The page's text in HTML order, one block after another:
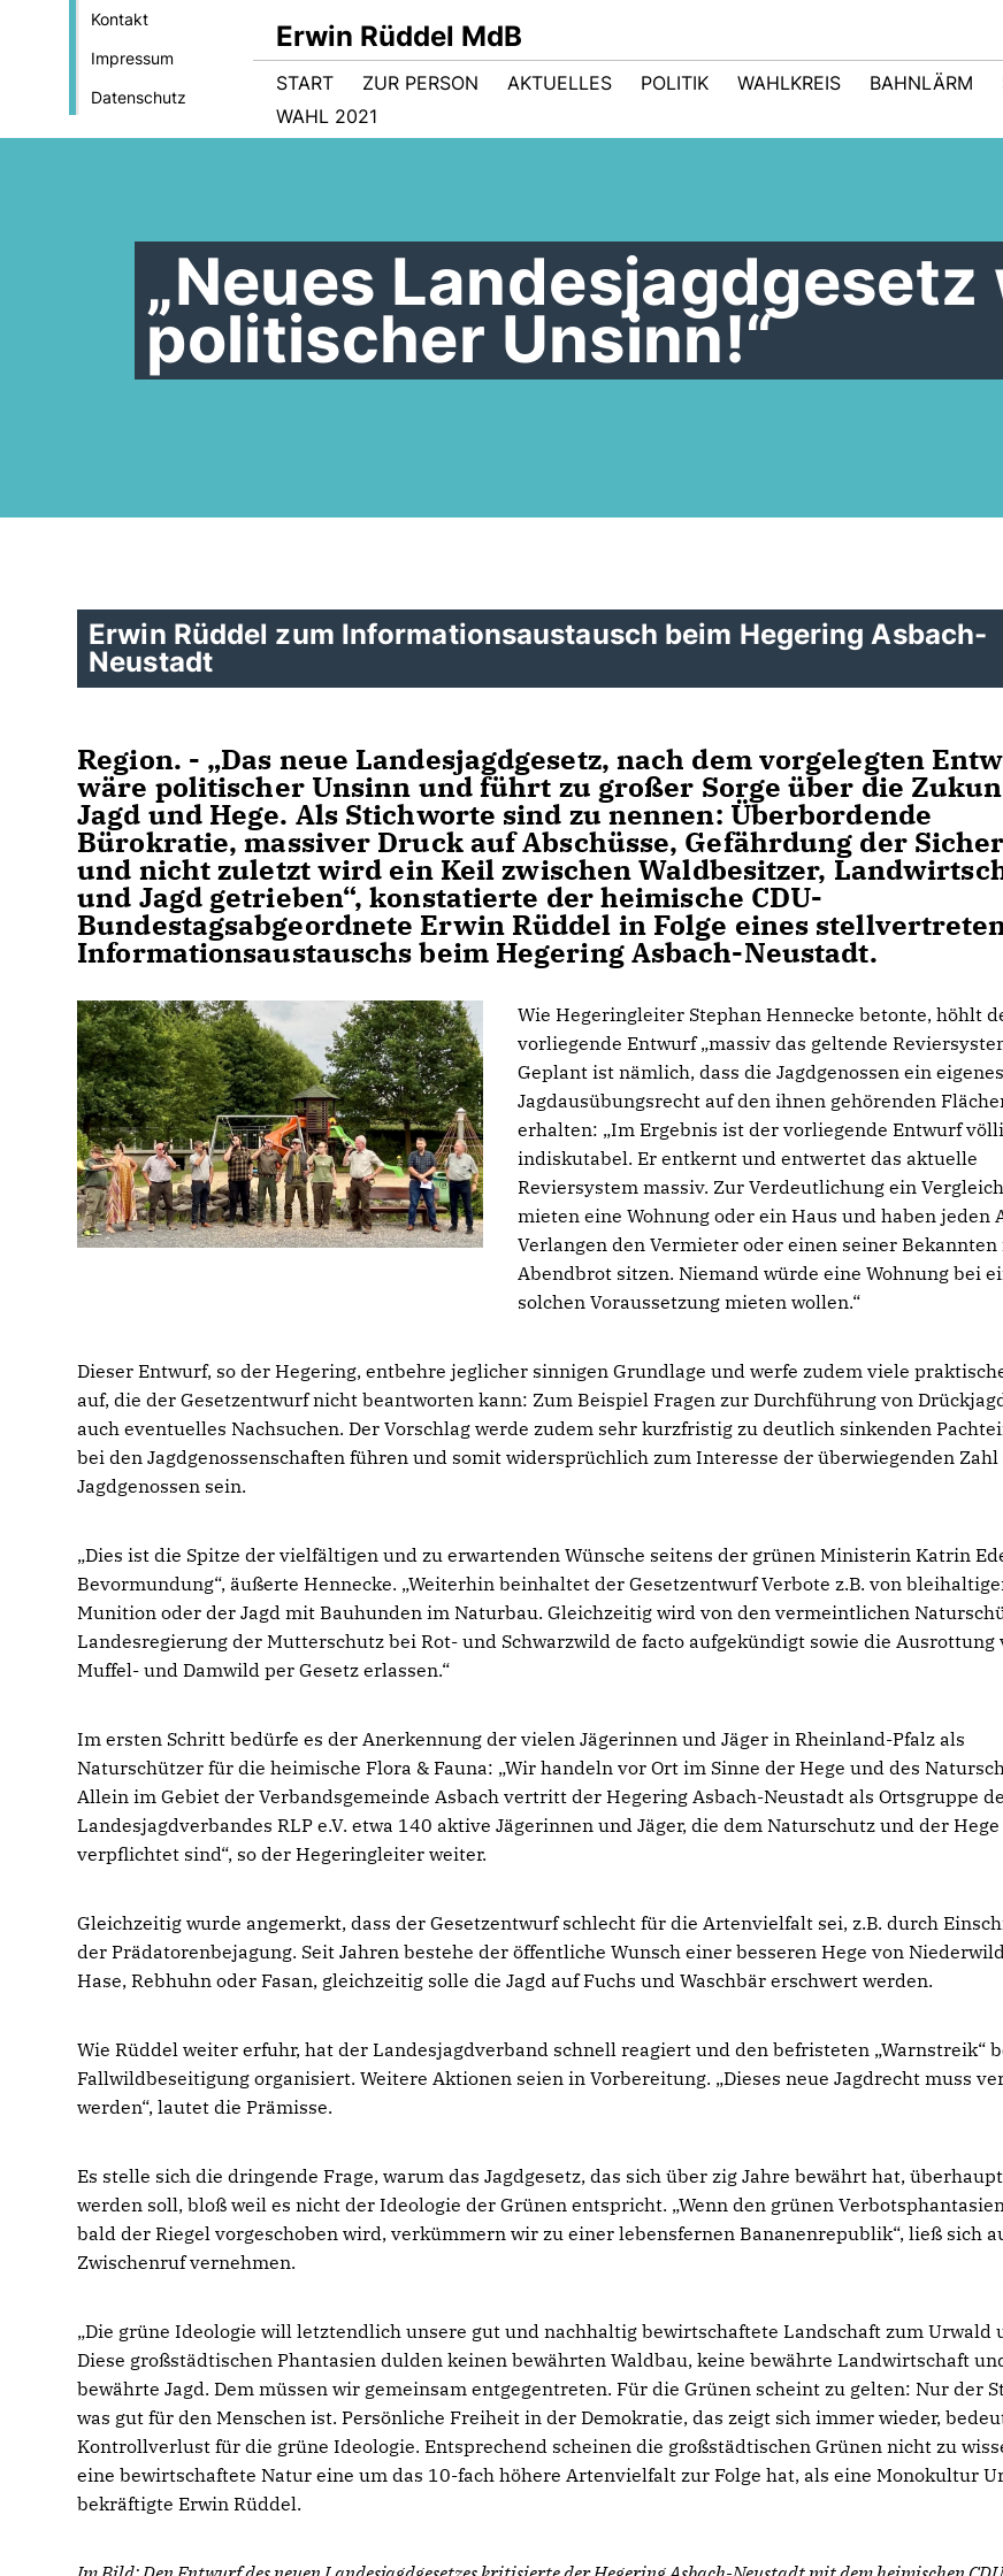
Kontakt
Impressum
Datenschutz
Erwin Rüddel MdB
START ZUR PERSON AKTUELLES POLITIK WAHLKREIS BAHNLÄRM
WAHL 2021
Neues Landesjagdgesetz
politischer Unsinn!“
Erwin Rüddel zum Informationsaustausch beim Hegering Asbach-
Neustadt
Region. - „Das neue Landesjagdgesetz, nach dem vorgelegten
wäre politischer Unsinn und führt zu großer Sorge über die
Jagd und Hege. Als Stichworte sind zu nennen: Überbordende
Bürokratie, massiver Druck auf Abschüsse, Gefährdung der
und nicht zuletzt wird ein Keil zwischen Waldbesitzer,
und Jagd getrieben“, konstatierte der heimische CDU-
Bundestagsabgeordnete Erwin Rüddel in Folge eines
Informationsaustauschs beim Hegering Asbach-Neustadt.
Wie Hegeringleiter Stephan Hennecke betonte, höhlt
vorliegende Entwurf „massiv das geltende
Geplant ist nämlich, dass die Jagdgenossen ein eigenes
Jagdausübungsrecht auf den ihnen gehörenden
erhalten: „Im Ergebnis ist der vorliegende Entwurf
indiskutabel. Er entkernt und entwertet das aktuelle
Reviersystem massiv. Zur Verdeutlichung ein
mieten eine Wohnung oder ein Haus und haben jeden
Verlangen den Vermieter oder einen seiner
Abendbrot sitzen. Niemand würde eine Wohnung bei
solchen Voraussetzung mieten wollen.“
Dieser Entwurf, so der Hegering, entbehre jeglicher sinnigen Grundlage und werfe zudem viele
auf, die der Gesetzentwurf nicht beantworten kann: Zum Beispiel Fragen zur Durchführung von
auch eventuelles Nachsuchen. Der Vorschlag werde zudem sehr kurzfristig zu deutlich sinkenden
bei den Jagdgenossenschaften führen und somit widersprüchlich zum Interesse der überwiegenden Zahl
Jagdgenossen sein.
Dies ist die Spitze der vielfältigen und zu erwartenden Wünsche seitens der grünen Ministerin Katrin
Bevormundung“, äußerte Hennecke. „Weiterhin beinhaltet der Gesetzentwurf Verbote z.B. von
Munition oder der Jagd mit Bauhunden im Naturbau. Gleichzeitig wird von den vermeintlichen
Landesregierung der Mutterschutz bei Rot- und Schwarzwild de facto aufgekündigt sowie die Ausrottung
Muffel- und Damwild per Gesetz erlassen.“
Im ersten Schritt bedürfe es der Anerkennung der vielen Jägerinnen und Jäger in Rheinland-Pfalz als
Naturschützer für die heimische Flora & Fauna: „Wir handeln vor Ort im Sinne der Hege und des
Allein im Gebiet der Verbandsgemeinde Asbach vertritt der Hegering Asbach-Neustadt als Ortsgruppe
Landesjagdverbandes RLP e.V. etwa 140 aktive Jägerinnen und Jäger, die dem Naturschutz und der Hege
verpflichtet sind“, so der Hegeringleiter weiter.
Gleichzeitig wurde angemerkt, dass der Gesetzentwurf schlecht für die Artenvielfalt sei, z.B. durch
der Prädatorenbejagung. Seit Jahren bestehe der öffentliche Wunsch einer besseren Hege von
Hase, Rebhuhn oder Fasan, gleichzeitig solle die Jagd auf Fuchs und Waschbär erschwert werden.
Wie Rüddel weiter erfuhr, hat der Landesjagdverband schnell reagiert und den befristeten „Warnstreik“
Fallwildbeseitigung organisiert. Weitere Aktionen seien in Vorbereitung. „Dieses neue Jagdrecht muss
werden“, lautet die Prämisse.
Es stelle sich die dringende Frage, warum das Jagdgesetz, das sich über zig Jahre bewährt hat,
werden soll, bloß weil es nicht der Ideologie der Grünen entspricht. „Wenn den grünen
bald der Riegel vorgeschoben wird, verkümmern wir zu einer lebensfernen Bananenrepublik“, ließ sich
Zwischenruf vernehmen.
Die grüne Ideologie will letztendlich unsere gut und nachhaltig bewirtschaftete Landschaft zum Urwald
Diese großstädtischen Phantasien dulden keinen bewährten Waldbau, keine bewährte Landwirtschaft
bewährte Jagd. Dem müssen wir gemeinsam entgegentreten. Für die Grünen scheint zu gelten: Nur der
was gut für den Menschen ist. Persönliche Freiheit in der Demokratie, das zeigt sich immer wieder,
Kontrollverlust für die grüne Ideologie. Entsprechend scheinen die großstädtischen Grünen nicht zu
eine bewirtschaftete Natur eine um das 10-fach höhere Artenvielfalt zur Folge hat, als eine Monokultur
bekräftigte Erwin Rüddel.